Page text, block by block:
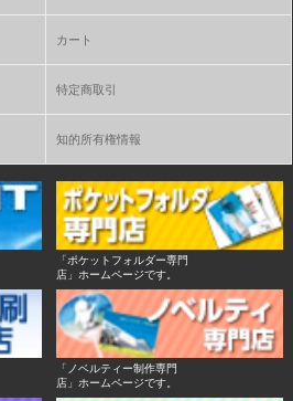
カート
特定商取引
知的所有権情報
「ポケットフォルダー専門
店」ホームページです。
「ノベルティー制作専門
店」ホームページです。